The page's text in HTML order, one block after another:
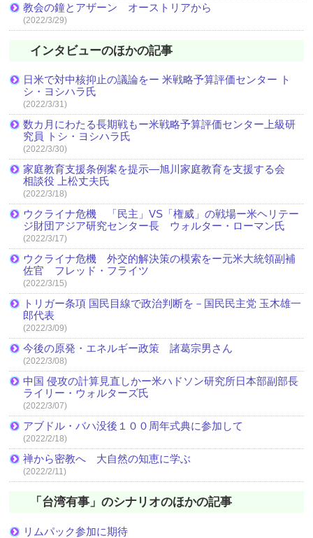
教会の鐘とアザーン オーストリアから
(2022/3/29)
インタビューのほかの記事
日米で対中核抑止の議論をー 米戦略予算評価センター ト
シ・ヨシハラ氏
(2022/3/31)
数カ月にわたる長期戦もー米戦略予算評価センター上級研
究員 トシ・ヨシハラ氏
(2022/3/30)
家庭教育支援条例案を提示―旭川家庭教育を支援する会
相談役 上松丈夫氏
(2022/3/18)
ウクライナ危機 「民主」VS「権威」の戦場ー米ヘリテー
ジ財団アジア研究センター長 ウォルター・ローマン氏
(2022/3/17)
ウクライナ危機 外交的解決策の模索をー元米大統領副補
佐官 フレッド・フライツ
(2022/3/15)
トリガー条項 国民目線で政治判断を－国民民主党 玉木雄一
郎代表
(2022/3/09)
今後の原発・エネルギー政策 諸葛宗男さん
(2022/3/08)
中国 侵攻の計算見直しかー米ハドソン研究所日本部副部長
ライリー・ウォルターズ氏
(2022/3/07)
アブドル・バハ没後１００周年式典に参加して
(2022/2/18)
禅から密教へ 大自然の知恵に学ぶ
(2022/2/11)
「台湾有事」のシナリオのほかの記事
リムパック参加に期待